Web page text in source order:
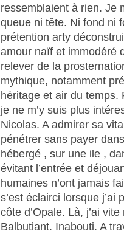
ressemblaient à rien. Je
queue ni tête. Ni fond ni
prétention arty
amour naïf et immodéré
relever de la
mythique, notamment
héritage et air du temps.
je ne m’y suis plus
Nicolas. A admirer sa
pénétrer sans payer
hébergé , sur une ile ,
évitant l’entrée et
humaines n’ont jamais
s’est éclairci lorsque
côte d’Opale. Là, j’ai
Balbutiant. Inabouti. A